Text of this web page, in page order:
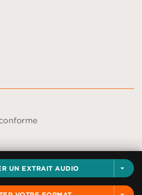
UN EXTRAIT AUDIO arrow_drop_down